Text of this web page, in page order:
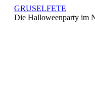
GRUSELFETE
Die Halloweenparty im